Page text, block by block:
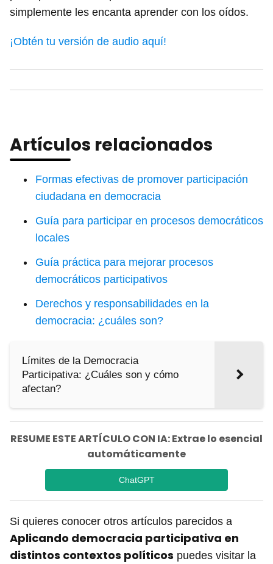
simplemente les encanta aprender con los oídos.
¡Obtén tu versión de audio aquí!
Artículos relacionados
Formas efectivas de promover participación
ciudadana en democracia
Guía para participar en procesos democráticos
locales
Guía práctica para mejorar procesos
democráticos participativos
Derechos y responsabilidades en la
democracia: ¿cuáles son?
Límites de la Democracia
Participativa: ¿Cuáles son y cómo
afectan?
RESUME ESTE ARTÍCULO CON IA: Extrae lo esencial
automáticamente
ChatGPT
Si quieres conocer otros artículos parecidos a
Aplicando democracia participativa en
distintos contextos políticos puedes visitar la